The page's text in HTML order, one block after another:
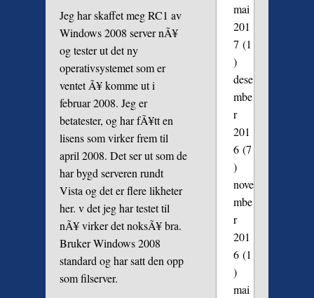
Jeg har skaffet meg RC1 av
Windows 2008 server nÃ¥
og tester ut det ny
operativsystemet som er
ventet Ã¥ komme ut i
februar 2008. Jeg er
betatester, og har fÃ¥tt en
lisens som virker frem til
april 2008. Det ser ut som de
har bygd serveren rundt
Vista og det er flere likheter
her. v det jeg har testet til
nÃ¥ virker det noksÃ¥ bra.
Bruker Windows 2008
standard og har satt den opp
som filserver.
mai
201
7 (1
)
dese
mbe
r
201
6(7
)
nove
mbe
r
201
6(1
)
mai